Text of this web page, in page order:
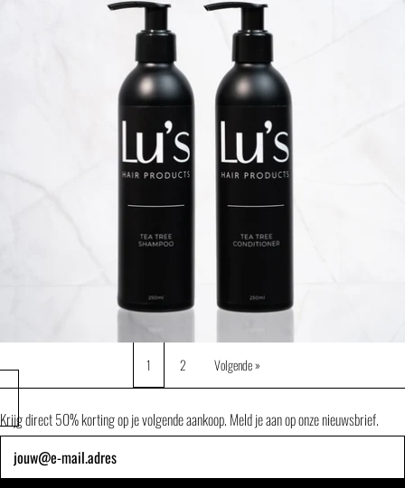
1 2 Volgende »
Krijg direct 50% korting op je volgende aankoop. Meld je aan op onze nieuwsbrief.